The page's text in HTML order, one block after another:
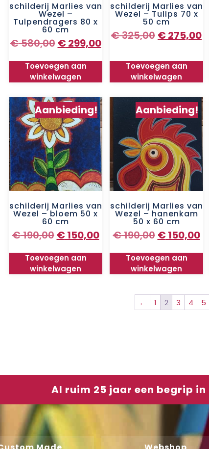
schilderij Marlies van
Wezel –
Tulpendragers 80 x
60 cm
€580,00 € 299,00
Toevoegen aan
winkelwagen
schilderij Marlies van
Wezel – Tulips 70 x
50 cm
€325,00 € 275,00
Toevoegen aan
winkelwagen
Aanbieding!
schilderij Marlies van
Wezel – bloem 50 x
60 cm
€190,00 € 150,00
Toevoegen aan
winkelwagen
Aanbieding!
schilderij Marlies van
Wezel – hanenkam
50 x 60 cm
€190,00 € 150,00
Toevoegen aan
winkelwagen
← 1 2 3 4 5
Al ruim 25 jaar een begrip in